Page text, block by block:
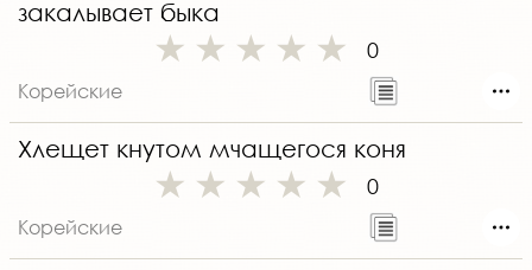
закалывает быка
0
Корейские
Хлещет кнутом мчащегося коня
0
Корейские